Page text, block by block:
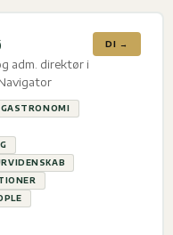
adm. direktør i
DI →